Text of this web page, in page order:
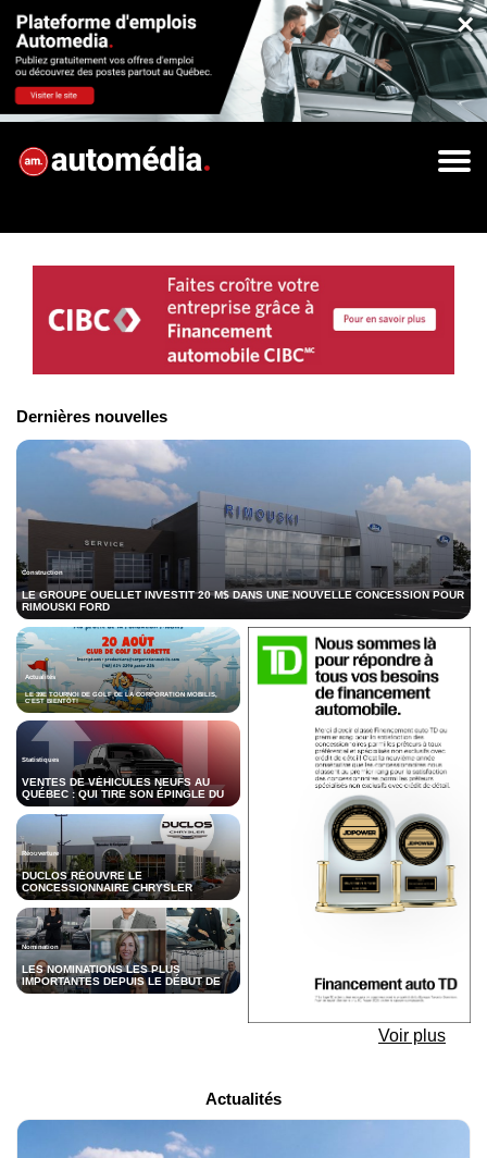
×
Dernières nouvelles
Construction
LE GROUPE OUELLET INVESTIT 20 M$ DANS UNE NOUVELLE CONCESSION POUR
RIMOUSKI FORD
Actualités
LE 39E TOURNOI DE GOLF DE LA CORPORATION MOBILIS,
C’EST BIENTÔT!
Statistiques
VENTES DE VÉHICULES NEUFS AU
QUÉBEC : QUI TIRE SON ÉPINGLE DU
JEU AU PREMIER SEMESTRE DE 2026?
Réouverture
DUCLOS RÉOUVRE LE
CONCESSIONNAIRE CHRYSLER
DODGE JEEP RAM DE
DRUMMONDVILLE
Nomination
LES NOMINATIONS LES PLUS
IMPORTANTES DEPUIS LE DÉBUT DE
2026
Voir plus
Actualités